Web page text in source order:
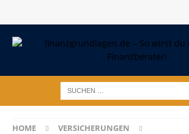
HOME
VERSICHERUNGEN